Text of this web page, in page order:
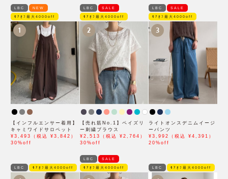
LBC NEW
ﾓｱｵﾌ最大4000off
1
【インフルエンサー着用】
キャミワイドサロペット
¥3,493（税込 ¥3,842）
30%off
LBC SALE
ﾓｱｵﾌ最大4000off
2
【売れ筋No.1】ペイズリ
ー刺繍ブラウス
¥2,513（税込 ¥2,764）
30%off
LBC SALE
ﾓｱｵﾌ最大4000off
3
ライトオンスデニムイージ
ーパンツ
¥3,992（税込 ¥4,391）
20%off
LBC ﾓｱｵﾌ最大4000off
LBC SALE
ﾓｱｵﾌ最大4000off LBC ﾓｱｵﾌ最大4000off